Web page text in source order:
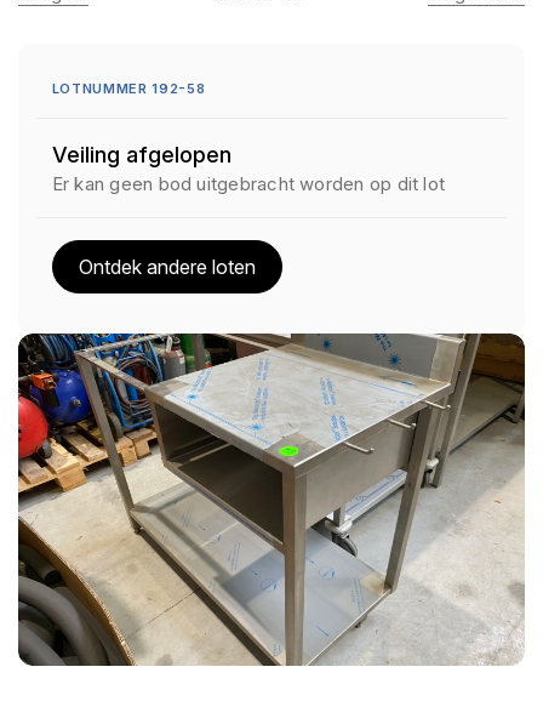
LOTNUMMER 192-58
Veiling afgelopen
Er kan geen bod uitgebracht worden op dit lot
Ontdek andere loten